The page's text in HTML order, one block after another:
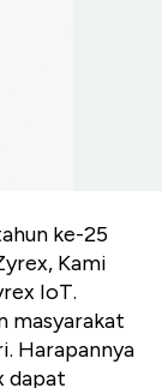
ke-25
Kami
IoT.
masyarakat
Harapannya
dapat